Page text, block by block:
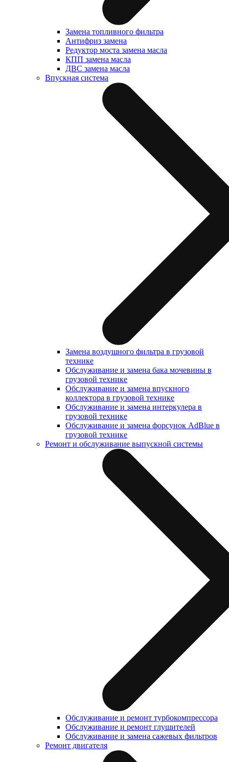
Замена топливного фильтра
Антифриз замена
Редуктор моста замена масла
КПП замена масла
ДВС замена масла
Впускная система
Замена воздушного фильтра в грузовой
технике
Обслуживание и замена бака мочевины в
грузовой технике
Обслуживание и замена впускного
коллектора в грузовой технике
Обслуживание и замена интеркулера в
грузовой технике
Обслуживание и замена форсунок AdBlue в
грузовой технике
Ремонт и обслуживание выпускной системы
Обслуживание и ремонт турбокомпрессора
Обслуживание и ремонт глушителей
Обслуживание и замена сажевых фильтров
Ремонт двигателя